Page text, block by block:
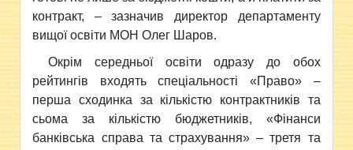
контракт, – зазначив директор департаменту
вищої освіти МОН Олег Шаров.
Окрім середньої освіти одразу до обох
рейтингів входять спеціальності «Право» –
перша сходинка за кількістю контрактників та
сьома за кількістю бюджетників, «Фінанси
банківська справа та страхування» – третя та